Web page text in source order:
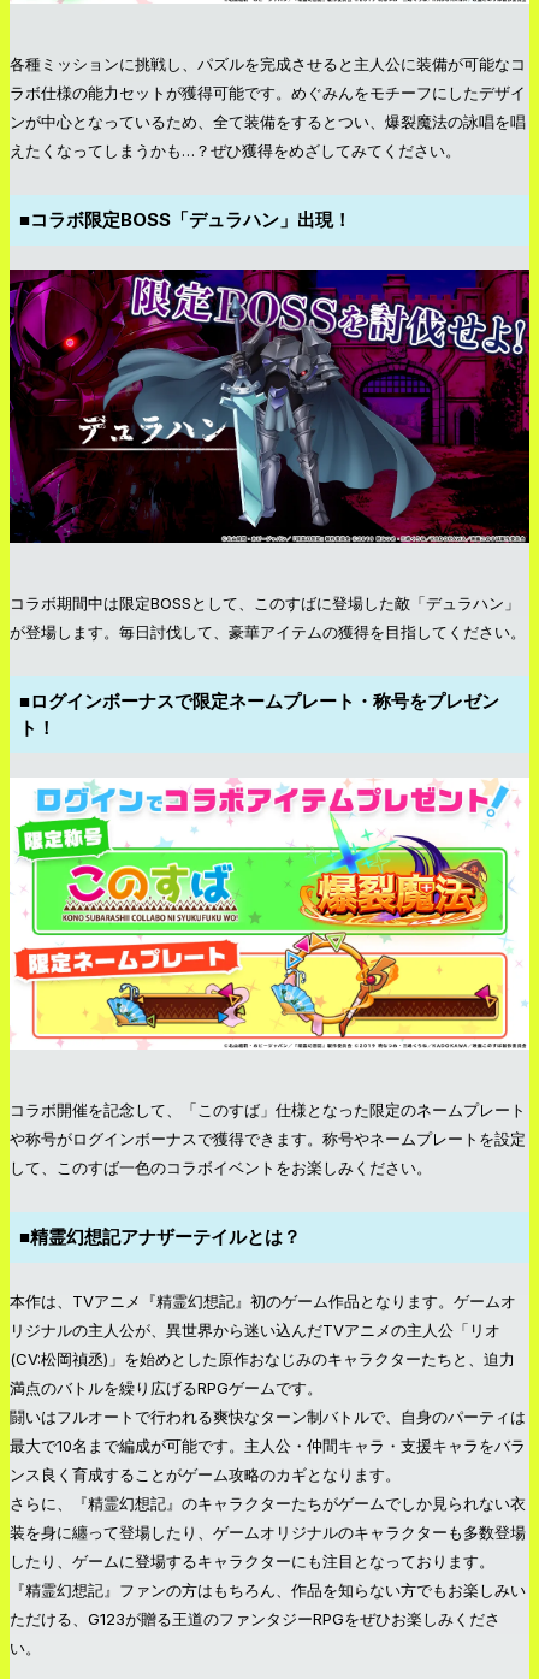
各種ミッションに挑戦し、パズルを完成させると主人公に装備が可能なコ
ラボ仕様の能力セットが獲得可能です。めぐみんをモチーフにしたデザイ
ンが中心となっているため、全て装備をするとつい、爆裂魔法の詠唱を唱
えたくなってしまうかも…？ぜひ獲得をめざしてみてください。
■コラボ限定BOSS「デュラハン」出現！
コラボ期間中は限定BOSSとして、このすばに登場した敵「デュラハン」
が登場します。毎日討伐して、豪華アイテムの獲得を目指してください。
■ログインボーナスで限定ネームプレート・称号をプレゼン
ト！
コラボ開催を記念して、「このすば」仕様となった限定のネームプレート
や称号がログインボーナスで獲得できます。称号やネームプレートを設定
して、このすば一色のコラボイベントをお楽しみください。
■精霊幻想記アナザーテイルとは？
本作は、TVアニメ『精霊幻想記』初のゲーム作品となります。ゲームオ
リジナルの主人公が、異世界から迷い込んだTVアニメの主人公「リオ
(CV:松岡禎丞)」を始めとした原作おなじみのキャラクターたちと、迫力
満点のバトルを繰り広げるRPGゲームです。
闘いはフルオートで行われる爽快なターン制バトルで、自身のパーティは
最大で10名まで編成が可能です。主人公・仲間キャラ・支援キャラをバラ
ンス良く育成することがゲーム攻略のカギとなります。
さらに、『精霊幻想記』のキャラクターたちがゲームでしか見られない衣
装を身に纏って登場したり、ゲームオリジナルのキャラクターも多数登場
したり、ゲームに登場するキャラクターにも注目となっております。
『精霊幻想記』ファンの方はもちろん、作品を知らない方でもお楽しみい
ただける、G123が贈る王道のファンタジーRPGをぜひお楽しみくださ
い。